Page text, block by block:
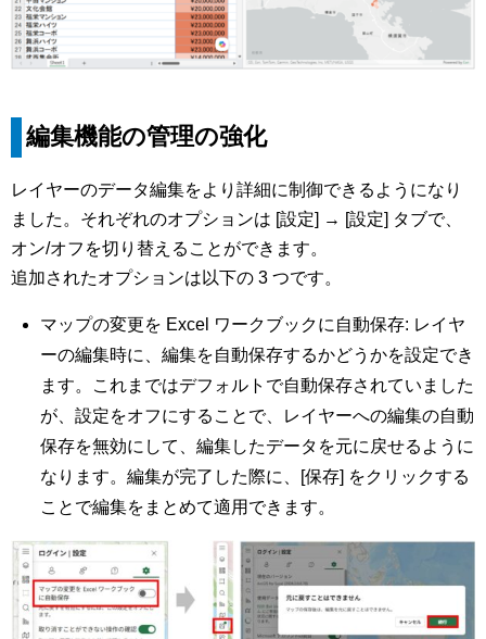
編集機能の管理の強化
レイヤーのデータ編集をより詳細に制御できるようになり
ました。それぞれのオプションは [設定] → [設定] タブで、
オン/オフを切り替えることができます。
追加されたオプションは以下の 3 つです。
マップの変更を Excel ワークブックに自動保存: レイヤ
ーの編集時に、編集を自動保存するかどうかを設定でき
ます。これまではデフォルトで自動保存されていました
が、設定をオフにすることで、レイヤーへの編集の自動
保存を無効にして、編集したデータを元に戻せるように
なります。編集が完了した際に、[保存] をクリックする
ことで編集をまとめて適用できます。